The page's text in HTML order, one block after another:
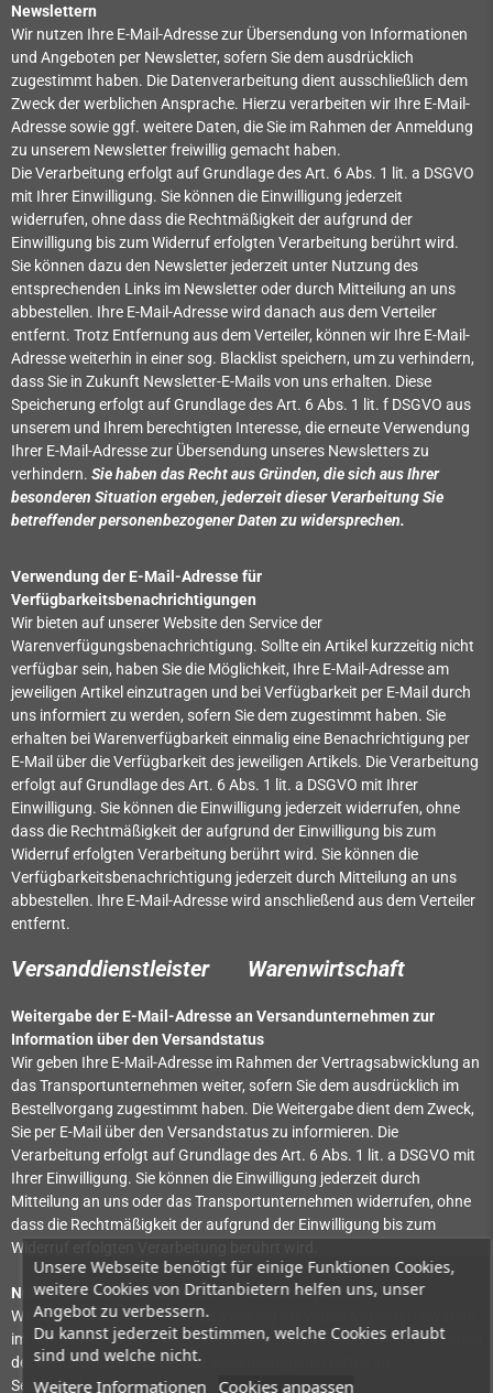
Unsere Webseite benötigt für einige Funktionen Cookies,
weitere Cookies von Drittanbietern helfen uns, unser
Angebot zu verbessern.
Du kannst jederzeit bestimmen, welche Cookies erlaubt
sind und welche nicht.
Weitere Informationen Cookies anpassen
Newslettern
Wir nutzen Ihre E-Mail-Adresse zur Übersendung von Informationen
und Angeboten per Newsletter, sofern Sie dem ausdrücklich
zugestimmt haben. Die Datenverarbeitung dient ausschließlich dem
Zweck der werblichen Ansprache. Hierzu verarbeiten wir Ihre E-Mail-
Adresse sowie ggf. weitere Daten, die Sie im Rahmen der Anmeldung
zu unserem Newsletter freiwillig gemacht haben.
Die Verarbeitung erfolgt auf Grundlage des Art. 6 Abs. 1 lit. a DSGVO
mit Ihrer Einwilligung. Sie können die Einwilligung jederzeit
widerrufen, ohne dass die Rechtmäßigkeit der aufgrund der
Einwilligung bis zum Widerruf erfolgten Verarbeitung berührt wird.
Sie können dazu den Newsletter jederzeit unter Nutzung des
entsprechenden Links im Newsletter oder durch Mitteilung an uns
abbestellen. Ihre E-Mail-Adresse wird danach aus dem Verteiler
entfernt. Trotz Entfernung aus dem Verteiler, können wir Ihre E-Mail-
Adresse weiterhin in einer sog. Blacklist speichern, um zu verhindern,
dass Sie in Zukunft Newsletter-E-Mails von uns erhalten. Diese
Speicherung erfolgt auf Grundlage des Art. 6 Abs. 1 lit. f DSGVO aus
unserem und Ihrem berechtigten Interesse, die erneute Verwendung
Ihrer E-Mail-Adresse zur Übersendung unseres Newsletters zu
verhindern. Sie haben das Recht aus Gründen, die sich aus Ihrer
besonderen Situation ergeben, jederzeit dieser Verarbeitung Sie
betreffender personenbezogener Daten zu widersprechen.
Verwendung der E-Mail-Adresse für
Verfügbarkeitsbenachrichtigungen
Wir bieten auf unserer Website den Service der
Warenverfügungsbenachrichtigung. Sollte ein Artikel kurzzeitig nicht
verfügbar sein, haben Sie die Möglichkeit, Ihre E-Mail-Adresse am
jeweiligen Artikel einzutragen und bei Verfügbarkeit per E-Mail durch
uns informiert zu werden, sofern Sie dem zugestimmt haben. Sie
erhalten bei Warenverfügbarkeit einmalig eine Benachrichtigung per
E-Mail über die Verfügbarkeit des jeweiligen Artikels. Die Verarbeitung
erfolgt auf Grundlage des Art. 6 Abs. 1 lit. a DSGVO mit Ihrer
Einwilligung. Sie können die Einwilligung jederzeit widerrufen, ohne
dass die Rechtmäßigkeit der aufgrund der Einwilligung bis zum
Widerruf erfolgten Verarbeitung berührt wird. Sie können die
Verfügbarkeitsbenachrichtigung jederzeit durch Mitteilung an uns
abbestellen. Ihre E-Mail-Adresse wird anschließend aus dem Verteiler
entfernt.
Versanddienstleister Warenwirtschaft
Weitergabe der E-Mail-Adresse an Versandunternehmen zur
Information über den Versandstatus
Wir geben Ihre E-Mail-Adresse im Rahmen der Vertragsabwicklung an
das Transportunternehmen weiter, sofern Sie dem ausdrücklich im
Bestellvorgang zugestimmt haben. Die Weitergabe dient dem Zweck,
Sie per E-Mail über den Versandstatus zu informieren. Die
Verarbeitung erfolgt auf Grundlage des Art. 6 Abs. 1 lit. a DSGVO mit
Ihrer Einwilligung. Sie können die Einwilligung jederzeit durch
Mitteilung an uns oder das Transportunternehmen widerrufen, ohne
dass die Rechtmäßigkeit der aufgrund der Einwilligung bis zum
Widerruf erfolgten Verarbeitung berührt wird.
Nutzung eines externen Warenwirtschaftssystems
Wir verwenden zur Vertragsabwicklung ein Warenwirtschaftssystem
im Rahmen einer Auftragsverarbeitung. Dazu werden Ihre im Rahmen
der Bestellung erhobenen personenbezogenen Daten an
Sendcloud